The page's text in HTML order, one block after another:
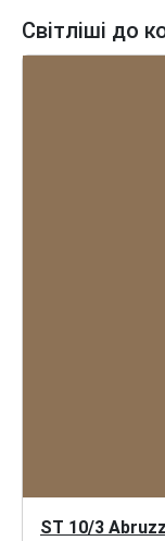
Світліші до
ST 10/3